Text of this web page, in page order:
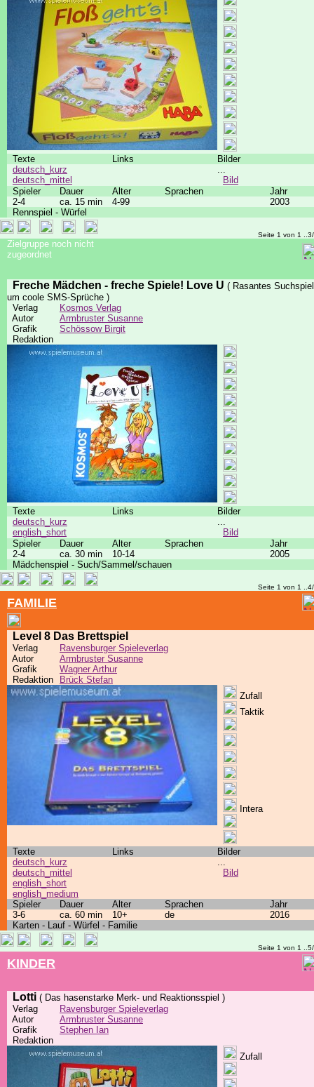
Texte Links
Bilder
deutsch_kurz
deutsch_mittel
...
Bild
Spieler
Dauer Alter Sprachen
Jahr
2-4
ca. 15 min 4-99
2003
Rennspiel - Würfel
Seite 1 von 1
Zielgruppe noch nicht
zugeordnet
Freche Mädchen - freche Spiele! Love U ( Rasantes Suchspiel
um coole SMS-Sprüche )
Verlag
Kosmos Verlag
Autor
Armbruster Susanne
Grafik
Schössow Birgit
Redaktion
Texte Links
Bilder
deutsch_kurz
english_short
...
Bild
Spieler
Dauer Alter Sprachen
Jahr
2-4
ca. 30 min 10-14
2005
Mädchenspiel - Such/Sammel/schauen
Seite 1 von 1
FAMILIE
Level 8 Das Brettspiel
Verlag
Ravensburger Spieleverlag
Autor
Armbruster Susanne
Grafik
Wagner Arthur
Redaktion
Brück Stefan
Zufall
Taktik
Intera
Texte Links
Bilder
deutsch_kurz
deutsch_mittel
english_short
english_medium
...
Bild
Spieler Dauer Alter Sprachen
Jahr
3-6
ca. 60 min 10+ de
2016
Karten - Lauf - Würfel - Familie
Seite 1 von 1
KINDER
Lotti ( Das hasenstarke Merk- und Reaktionsspiel )
Verlag
Ravensburger Spieleverlag
Autor
Armbruster Susanne
Grafik
Stephen Ian
Redaktion
Zufall